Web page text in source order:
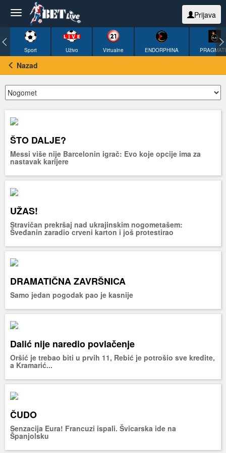
Prijava
Sport Uživo Virtualne ENDORPHINA
Nazad
ŠTO DALJE?
Messi više nije Barcelonin igrač: Evo koje opcije ima za
nastavak karijere
UŽAS!
Stravičan prekršaj nad ukrajinskim nogometašem:
Šveđanin zaradio crveni karton i još protestirao
DRAMATIČNA ZAVRŠNICA
Samo jedan pogodak pao je kasnije
Dalić nije naredio povlačenje
Oršić je trebao biti u prvih 11, Rebić je potrošio sve kredite,
a Kramarić...
ČUDO
Senzacija Eura! Francuzi ispali. Švicarska ide na
Španjolsku